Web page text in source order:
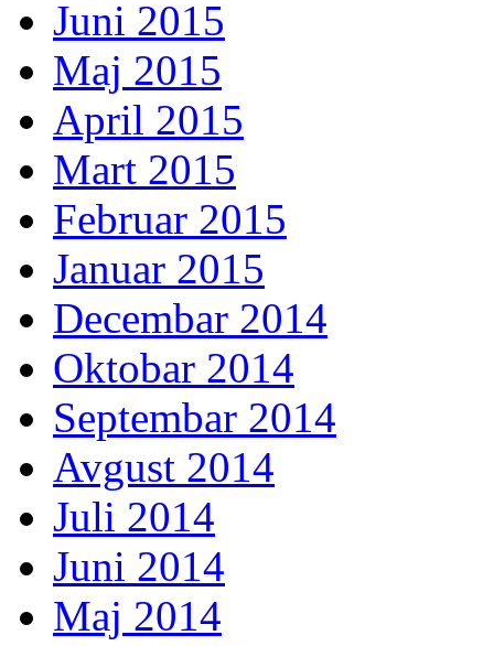
Juni 2015
Maj 2015
April 2015
Mart 2015
Februar 2015
Januar 2015
Decembar 2014
Oktobar 2014
Septembar 2014
Avgust 2014
Juli 2014
Juni 2014
Maj 2014